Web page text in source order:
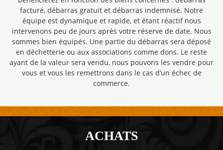
facturé, débarras gratuit et débarras indemnisé. Notre
équipe est dynamique et rapide, et étant réactif nous
intervenons peu de jours après votre réserve de date. Nous
sommes bien équipés. Une partie du débarras sera déposé
en déchetterie ou aux associations comme dons. Le reste
ayant de la valeur sera vendu, nous pouvons les vendre pour
vous et vous les remettrons dans le cas d’un échec de
commerce.
ACHATS